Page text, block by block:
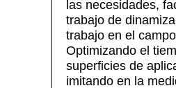
las necesidades,
trabajo de
trabajo en el
Optimizando el
superficies de
imitando en la